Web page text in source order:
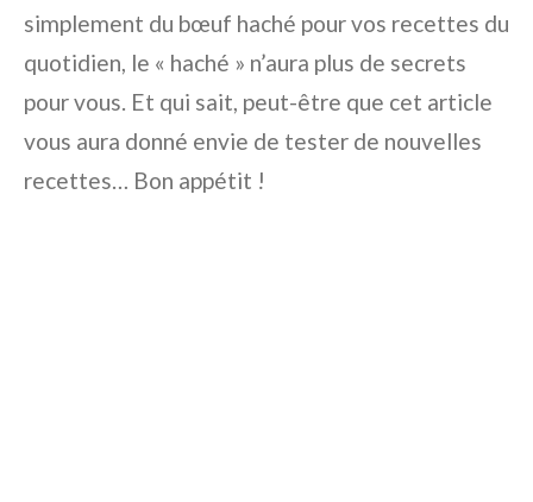
simplement du bœuf haché pour vos recettes du
quotidien, le « haché » n’aura plus de secrets
pour vous. Et qui sait, peut-être que cet article
vous aura donné envie de tester de nouvelles
recettes… Bon appétit !